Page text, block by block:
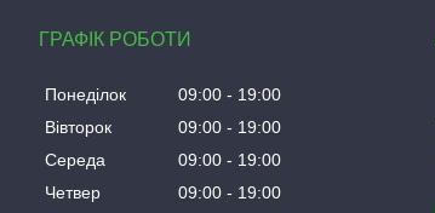
ГРАФІК РОБОТИ
Понеділок 09:00
19:00
Вівторок
09:00
19:00
Середа
09:00
19:00
Четвер
09:00 19:00